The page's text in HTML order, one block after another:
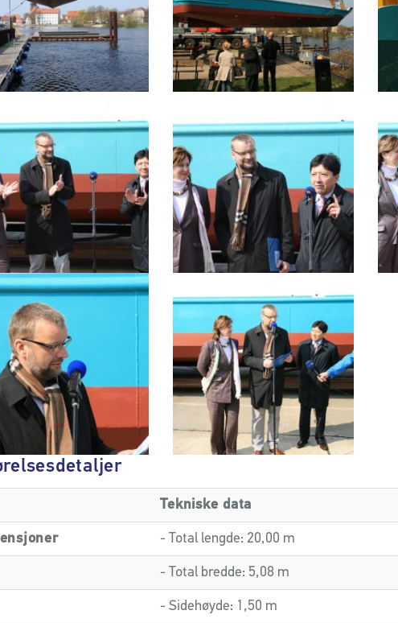
Tekniske data
- Total lengde: 20,00 m
- Total bredde: 5,08 m
- Sidehøyde: 1,50 m